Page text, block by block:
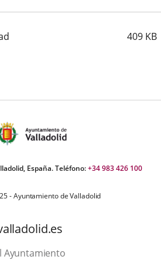
externa.externa.
409 KB
España. Teléfono:+34 983 426 100
- Ayuntamiento de Valladolid
Ayuntamiento